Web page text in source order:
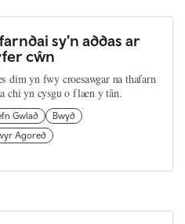
sy'n addas ar
cŵn
dim yn fwy croesawgar na thafarn
chi yn cysgu o flaen y tân.
Gwlad
Bwyd
Agored